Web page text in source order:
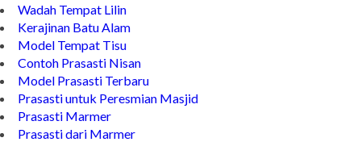
Wadah Tempat Lilin
Kerajinan Batu Alam
Model Tempat Tisu
Contoh Prasasti Nisan
Model Prasasti Terbaru
Prasasti untuk Peresmian Masjid
Prasasti Marmer
Prasasti dari Marmer